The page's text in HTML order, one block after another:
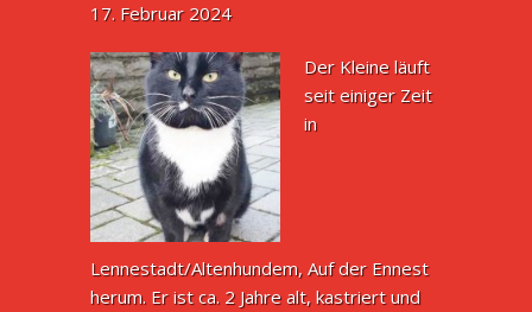
17. Februar 2024
Der Kleine läuft
seit einiger Zeit
in
Lennestadt/Altenhundem, Auf der Ennest
herum. Er ist ca. 2 Jahre alt, kastriert und